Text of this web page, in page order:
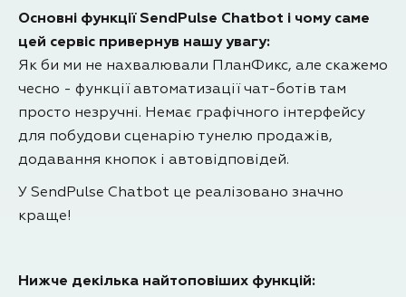
Основні функції SendPulse Chatbot і чому саме
цей сервіс привернув нашу увагу:
Як би ми не нахвалювали ПланФикс, але скажемо
чесно - функції автоматизації чат-ботів там
просто незручні. Немає графічного інтерфейсу
для побудови сценарію тунелю продажів,
додавання кнопок і автовідповідей.
У SendPulse Chatbot це реалізовано значно
краще!
Нижче декілька найтоповіших функцій: